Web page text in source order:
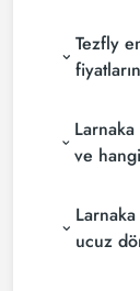
Tezfly
bulup
ve
ucuz